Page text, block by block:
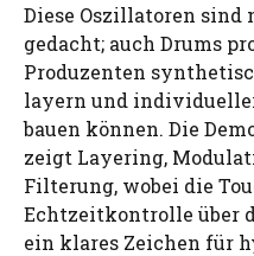
Diese Oszillatoren
gedacht; auch Drums
Produzenten
layern und
bauen können. Die
zeigt Layering,
Filterung, wobei die
Echtzeitkontrolle über
ein klares Zeichen für